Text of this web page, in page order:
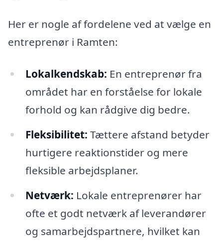
Her er nogle af fordelene ved at vælge en
entreprenør i Ramten:
Lokalkendskab: En entreprenør fra
området har en forståelse for lokale
forhold og kan rådgive dig bedre.
Fleksibilitet: Tættere afstand betyder
hurtigere reaktionstider og mere
fleksible arbejdsplaner.
Netværk: Lokale entreprenører har
ofte et godt netværk af leverandører
og samarbejdspartnere, hvilket kan